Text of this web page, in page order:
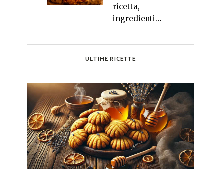
ricetta,
ingredienti…
ULTIME RICETTE